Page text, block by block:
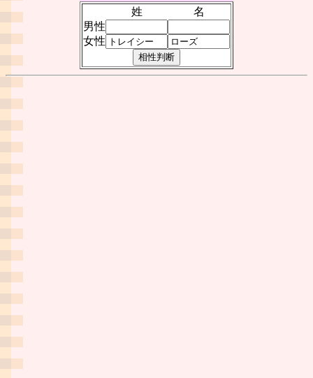
姓
名
男性
女性